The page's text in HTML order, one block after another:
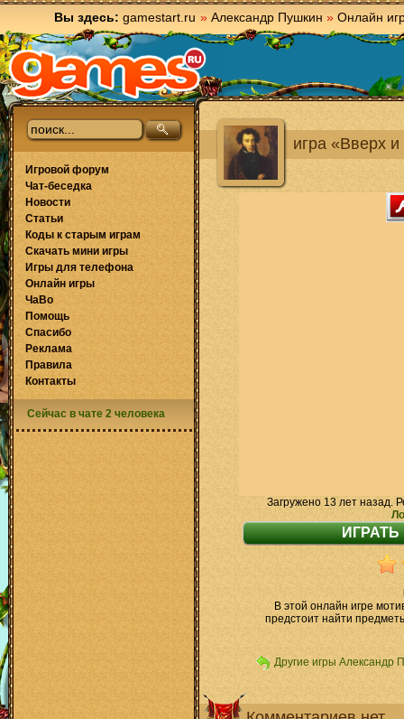
Вы здесь: gamestart.ru » Александр Пушкин » Онлайн
игра «Вверх
Загружено 13 лет назад.
В этой онлайн игре
предстоит найти
Другие игры Александр
Игровой форум
Чат-беседка
Новости
Статьи
Коды к старым играм
Скачать мини игры
Игры для телефона
Онлайн игры
ЧаВо
Помощь
Спасибо
Реклама
Правила
Контакты
Сейчас в чате 2 человека